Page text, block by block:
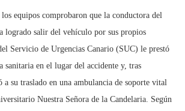
equipos comprobaron que la conductora del
logrado salir del vehículo por sus propios
Servicio de Urgencias Canario (SUC) le prestó
sanitaria en el lugar del accidente y, tras
a su traslado en una ambulancia de soporte vital
Nuestra Señora de la Candelaria. Según